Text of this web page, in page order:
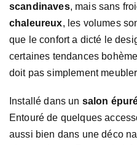
scandinaves, mais sans
chaleureux, les volumes
que le confort a dicté le
certaines tendances
doit pas simplement
Installé dans un salon
Entouré de quelques
aussi bien dans une déco